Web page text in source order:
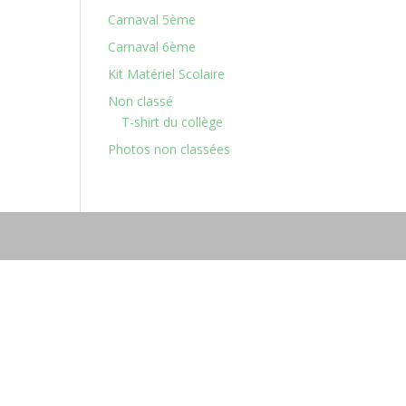
Carnaval 5ème
Carnaval 6ème
Kit Matériel Scolaire
Non classé
T-shirt du collège
Photos non classées